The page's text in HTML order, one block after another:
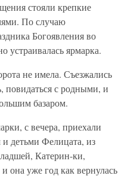
стояли крепкие
По случаю
Богоявления во
устраивалась ярмарка.
не имела. Съезжались
повидаться с родными, и
базаром.
с вечера, приехали
детьми Фелицата, из
Катерин-ки,
она уже год как вернулась